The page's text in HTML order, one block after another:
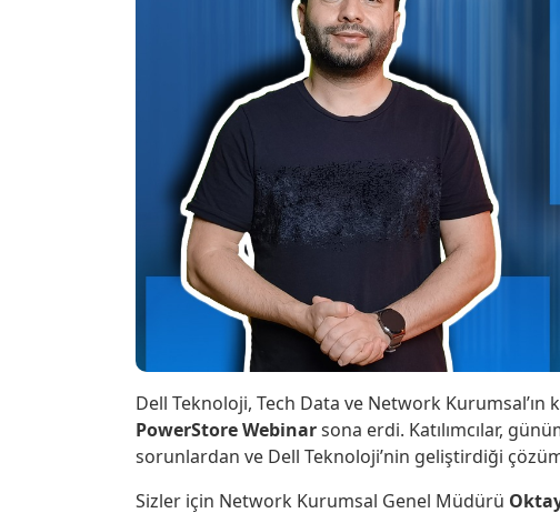
Dell Teknoloji, Tech Data ve Network Kurumsal’ın
PowerStore Webinarsona erdi. Katılımcılar,
sorunlardan ve Dell Teknoloji’nin geliştirdiği
Sizler için Network Kurumsal Genel Müdürü